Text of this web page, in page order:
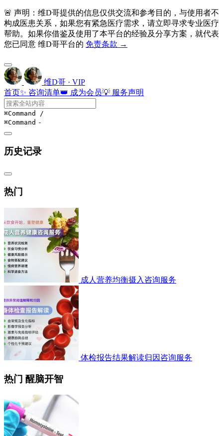
🚨 声明：维D哥提供的信息仅供交流和参考目的，与使用者不
构成医患关系，如果您有紧急医疗需求，请立即寻求专业医疗
帮助。如果你借鉴及使用了本平台的经验及分享方案，就代表
您已同意 维D哥平台的 免责条款 →
维D哥 · VIP
首页✨ 咨询清单👑 成为会员💡 服务声明
⌘Command /
⌘Command -
历史记录
热门
成人营养均衡摄入咨询服务
体检报告结果解读归因咨询服务
热门 醒脑开智